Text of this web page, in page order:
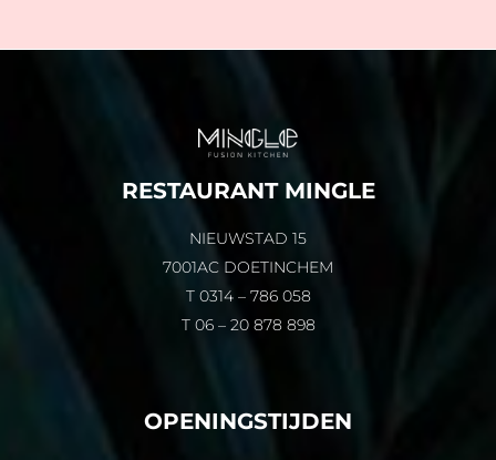
RESTAURANT MINGLE
NIEUWSTAD 15
7001AC DOETINCHEM
T 0314 – 786 058
T 06 – 20 878 898
OPENINGSTIJDEN